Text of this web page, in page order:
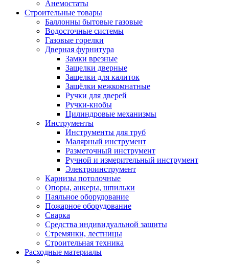
Анемостаты
Строительные товары
Баллонны бытовые газовые
Водосточные системы
Газовые горелки
Дверная фурнитура
Замки врезные
Защелки дверные
Защелки для калиток
Защёлки межкомнатные
Ручки для дверей
Ручки-кнобы
Цилиндровые механизмы
Инструменты
Инструменты для труб
Малярный инструмент
Разметочный инструмент
Ручной и измерительный инструмент
Электроинструмент
Карнизы потолочные
Опоры, анкеры, шпильки
Паяльное оборудование
Пожарное оборудование
Сварка
Средства индивидуальной защиты
Стремянки, лестницы
Строительная техника
Расходные материалы